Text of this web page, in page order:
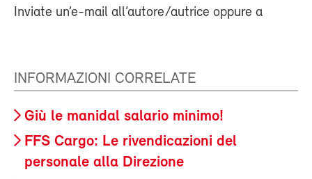
Inviate un’e-mail all’autore/autrice oppure a
INFORMAZIONI CORRELATE
Giù le manidal salario minimo!
FFS Cargo: Le rivendicazioni del
personale alla Direzione